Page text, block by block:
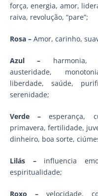
força, energia, amor,
raiva, revolução, “pare”;
Rosa – Amor, carinho,
Azul – harmonia,
austeridade,
liberdade, saúde,
serenidade;
Verde – esperança,
primavera, fertilidade,
dinheiro, boa sorte,
Lilás –influencia
espiritualidade;
Roxo – velocidade,